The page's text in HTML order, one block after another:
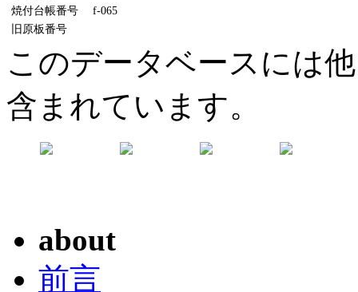
焼付台帳番号
f-065
旧原板番号
このデータベースには
含まれています。
about
前言